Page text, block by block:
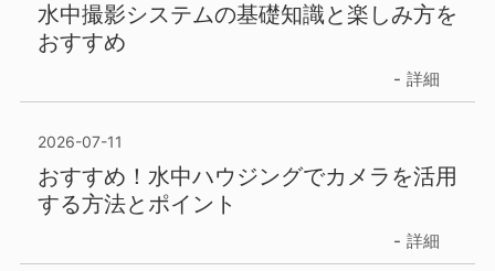
水中撮影システムの基礎知識と楽しみ方を
おすすめ
詳細
2026-07-11
おすすめ！水中ハウジングでカメラを活用
する方法とポイント
詳細